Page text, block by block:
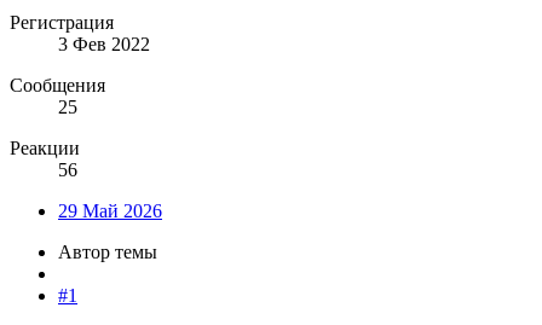
Регистрация
3 Фев 2022
Сообщения
25
Реакции
56
29 Май 2026
Автор темы
#1